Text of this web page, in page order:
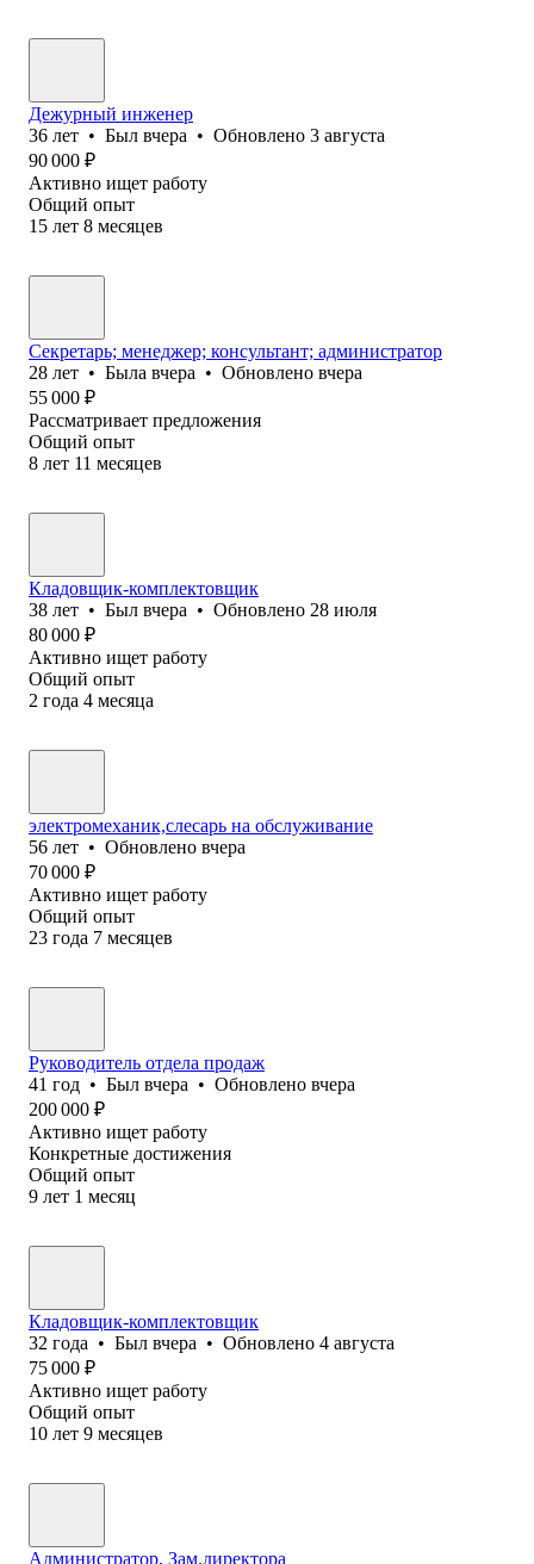
Дежурный инженер
36 лет • Был вчера • Обновлено 3 августа
90 000 ₽
Активно ищет работу
Общий опыт
15 лет 8 месяцев
Секретарь; менеджер; консультант; администратор
28 лет • Была вчера • Обновлено вчера
55 000 ₽
Рассматривает предложения
Общий опыт
8 лет 11 месяцев
Кладовщик-комплектовщик
38 лет • Был вчера • Обновлено 28 июля
80 000 ₽
Активно ищет работу
Общий опыт
2 года 4 месяца
электромеханик,слесарь на обслуживание
56 лет • Обновлено вчера
70 000 ₽
Активно ищет работу
Общий опыт
23 года 7 месяцев
Руководитель отдела продаж
41 год • Был вчера • Обновлено вчера
200 000 ₽
Активно ищет работу
Конкретные достижения
Общий опыт
9 лет 1 месяц
Кладовщик-комплектовщик
32 года • Был вчера • Обновлено 4 августа
75 000 ₽
Активно ищет работу
Общий опыт
10 лет 9 месяцев
Администратор, Зам.директора